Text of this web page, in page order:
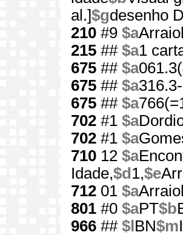
al.]$gdesenho
210 #9 $a
215 ## $a1
675 ## $a
675 ## $a
675 ## $a
702 #1 $a
702 #1 $a
710 12 $a
Idade,$d 1,$e
712 01 $a
801 #0 $aPT$b
966 ## $l BN$m